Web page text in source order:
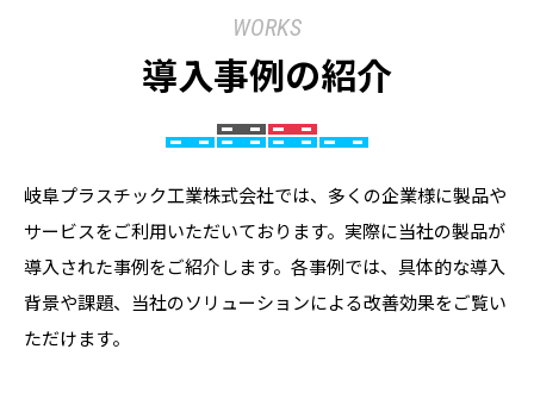
WORKS
導入事例の紹介
岐阜プラスチック工業株式会社では、多くの企業様に製品や
サービスをご利用いただいております。実際に当社の製品が
導入された事例をご紹介します。各事例では、具体的な導入
背景や課題、当社のソリューションによる改善効果をご覧い
ただけます。